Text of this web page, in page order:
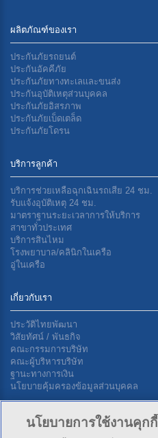
ผลิตภัณฑ์ของเรา
ประกันภัยรถยนต์
ประกันอัคคีภัย
ประกันภัยทางทะเลเเละขนส่ง
ประกันอุบัติเหตุส่วนบุคคล
ประกันภัยอิสรภาพ
ประกันภัยเบ็ดเตล็ด
ประกันภัยโดรน
บริการลูกค้า
บริการช่วยเหลือฉุกเฉินรถเสีย 24 ชม.
รับแจ้งอุบัติเหตุ 24 ชม.
มาตราฐานระยะเวลาการให้บริการ
สาขาทั่วประเทศ
บริการสินไหม
โรงพยาบาล/คลินิกในเครือ
อู่ในเครือ
เกี่ยวกับเรา
ประวัติไทยพัฒนา
วิสัยทัศน์ / พันธกิจ
คณะกรรมการบริษัท
คณะผู้บริหารบริษัท
ฐานะทางการเงิน
นโยบายคุ้มครองข้อมูลส่วนบุคคล
ติดต่อเรา
นโยบายการใช้งานคุกกี้